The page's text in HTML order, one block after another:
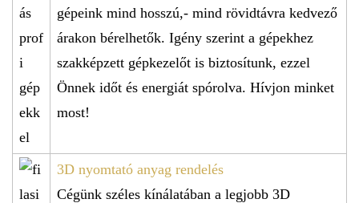
gépeink mind hosszú,- mind rövidtávra kedvező
árakon bérelhetők. Igény szerint a gépekhez
szakképzett gépkezelőt is biztosítunk, ezzel
Önnek időt és energiát spórolva. Hívjon minket
most!
3D nyomtató anyag rendelés
Cégünk széles kínálatában a legjobb 3D